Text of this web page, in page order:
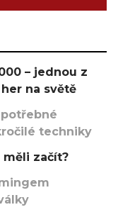
– jednou z
na světě
techniky
měli začít?